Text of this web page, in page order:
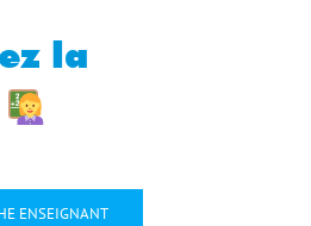
la
ENSEIGNANT